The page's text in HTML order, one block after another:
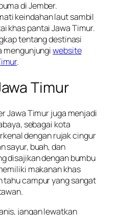
di Jember.
keindahan laut sambil
khas pantai Jawa Timur.
tentang destinasi
mengunjungiwebsite
.
Timur
Jawa Timur juga menjadi
sebagai kota
dengan rujak cingur
sayur, buah, dan
disajikan dengan bumbu
makanan khas
tahu campur yang sangat
jangan lewatkan